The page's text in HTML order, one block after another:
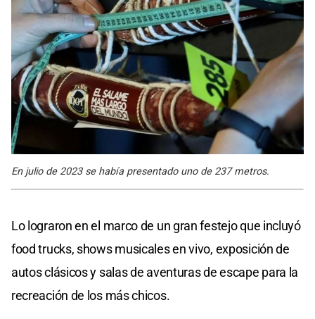
En julio de 2023 se había presentado uno de 237 metros.
Lo lograron en el marco de un gran festejo que incluyó
food trucks, shows musicales en vivo, exposición de
autos clásicos y salas de aventuras de escape para la
recreación de los más chicos.